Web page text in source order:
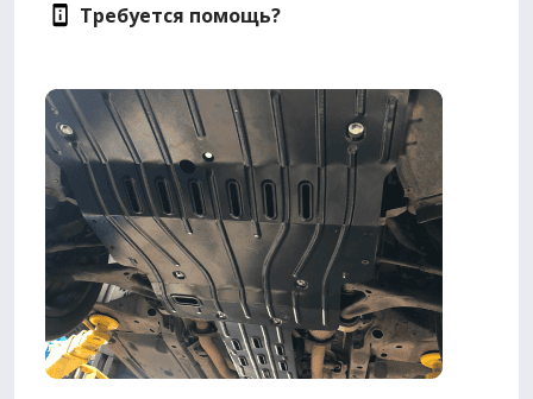
Требуется помощь?